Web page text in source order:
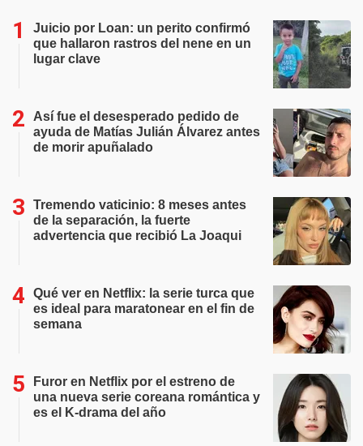
Juicio por Loan: un perito confirmó
que hallaron rastros del nene en un
lugar clave
Así fue el desesperado pedido de
ayuda de Matías Julián Álvarez antes
de morir apuñalado
Tremendo vaticinio: 8 meses antes
de la separación, la fuerte
advertencia que recibió La Joaqui
Qué ver en Netflix: la serie turca que
es ideal para maratonear en el fin de
semana
Furor en Netflix por el estreno de
una nueva serie coreana romántica y
es el K-drama del año